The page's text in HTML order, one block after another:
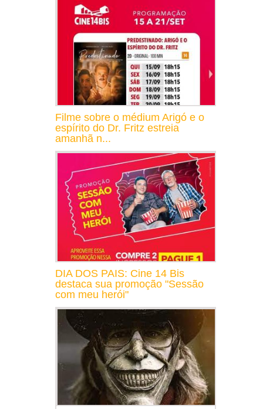
Filme sobre o médium Arigó e o
espírito do Dr. Fritz estreia
amanhã n...
DIA DOS PAIS: Cine 14 Bis
destaca sua promoção "Sessão
com meu herói"